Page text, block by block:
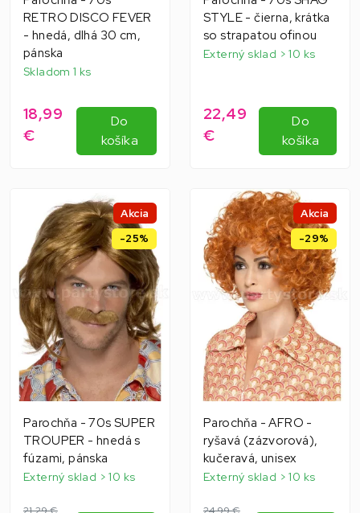
RETRO DISCO FEVER
- hnedá, dlhá 30 cm,
pánska
Skladom 1 ks
18,99
€
Do
košíka
STYLE - čierna, krátka
so strapatou ofinou
Externý sklad > 10 ks
22,49
€
Do
košíka
Akcia
-25%
Parochňa - 70s SUPER
TROUPER - hnedá s
fúzami, pánska
Externý sklad > 10 ks
Akcia
-29%
Parochňa - AFRO -
ryšavá (zázvorová),
kučeravá, unisex
Externý sklad > 10 ks